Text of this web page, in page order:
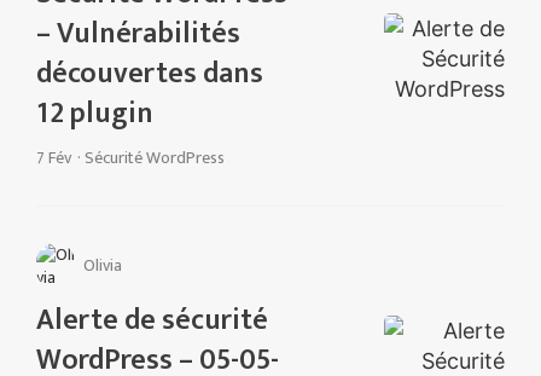
– Vulnérabilités
découvertes dans
12 plugin
7 Fév · Sécurité WordPress
Olivia
Alerte de sécurité
WordPress – 05-05-